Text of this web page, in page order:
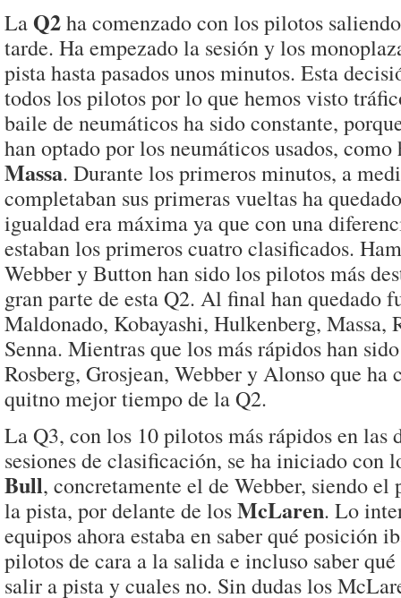
LaQ2ha comenzado con los pilotos
tarde. Ha empezado la sesión y los
pista hasta pasados unos minutos. Esta
todos los pilotos por lo que hemos visto
baile de neumáticos ha sido constante,
han optado por los neumáticos usados, como
Massa. Durante los primeros minutos, a
completaban sus primeras vueltas ha
igualdad era máxima ya que con una
estaban los primeros cuatro clasificados.
Webber y Button han sido los pilotos más
gran parte de esta Q2. Al final han quedado
Maldonado, Kobayashi, Hulkenberg, Massa,
Senna. Mientras que los más rápidos han
Rosberg, Grosjean, Webber y Alonso que ha
quitno mejor tiempo de la Q2.
La Q3, con los 10 pilotos más rápidos en las
sesiones de clasificación, se ha iniciado con
Bull, concretamente el de Webber, siendo
la pista, por delante de losMcLaren. Lo
equipos ahora estaba en saber qué posición
pilotos de cara a la salida e incluso saber
salir a pista y cuales no. Sin dudas los